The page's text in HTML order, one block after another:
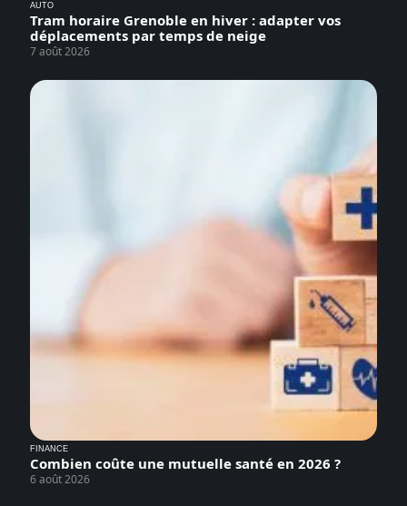
AUTO
Tram horaire Grenoble en hiver : adapter vos
déplacements par temps de neige
7 août 2026
FINANCE
Combien coûte une mutuelle santé en 2026 ?
6 août 2026